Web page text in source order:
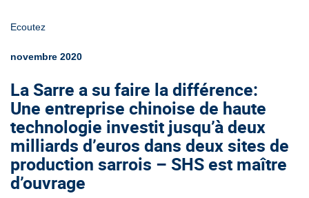
Ecoutez
novembre 2020
La Sarre a su faire la différence:
Une entreprise chinoise de haute
technologie investit jusqu’à deux
milliards d’euros dans deux sites de
production sarrois – SHS est maître
d’ouvrage